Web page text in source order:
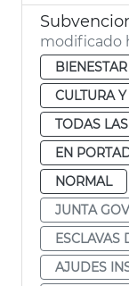
modificado
CULTURA
TODAS
EN
NORMAL
JUNTA
ESCLAVAS
AJUDES